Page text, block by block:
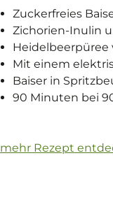
Zuckerfreies
Zichorien-Inulin
Heidelbeerpüree
Mit einem
Baiser in
90 Minuten bei
mehr Rezept